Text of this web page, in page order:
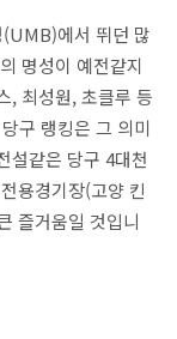
에서 뛰던 많
명성이 예전같지
, 최성원, 초클루 등
구 랭킹은 그 의미
설같은 당구 4대천
용경기장(고양 킨
즐거움일 것입니